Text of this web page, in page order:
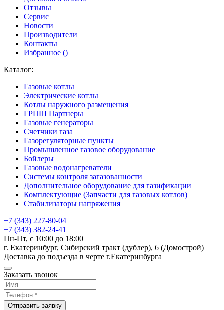
Отзывы
Сервис
Новости
Производители
Контакты
Избранное ()
Каталог:
Газовые котлы
Электрические котлы
Котлы наружного размещения
ГРПШ Партнеры
Газовые генераторы
Счетчики газа
Газорегуляторные пункты
Промышленное газовое оборудование
Бойлеры
Газовые водонагреватели
Системы контроля загазованности
Дополнительное оборудование для газификации
Комплектующие (Запчасти для газовых котлов)
Стабилизаторы напряжения
+7 (343) 227-80-04
+7 (343) 382-24-41
Пн-Пт, с 10:00 до 18:00
г. Екатеринбург, Сибирский тракт (дублер), 6 (Домострой)
Доставка до подъезда в черте г.Екатеринбурга
Заказать звонок
Отправить заявку